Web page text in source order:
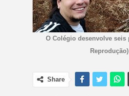
O Colégio desenvolve seis
Reprodução)
Share